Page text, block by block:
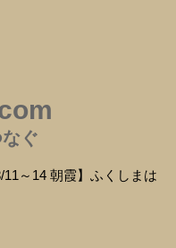
ぐ
11～14 朝霞】ふくしまは